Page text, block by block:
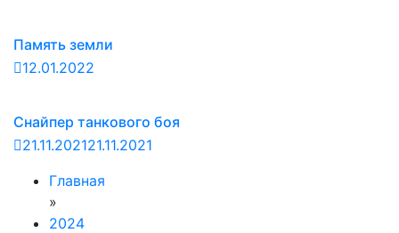
Память земли
12.01.2022
Снайпер танкового боя
21.11.202121.11.2021
Главная
»
2024